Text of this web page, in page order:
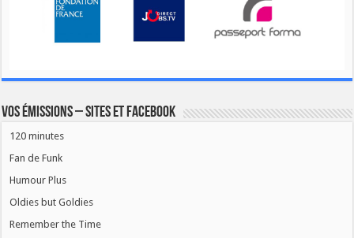
Vos émissions – Sites et Facebook
120 minutes
Fan de Funk
Humour Plus
Oldies but Goldies
Remember the Time